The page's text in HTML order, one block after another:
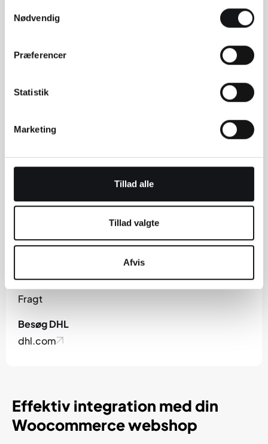
Nødvendig
Præferencer
Statistik
Marketing
Tillad alle
Tillad valgte
Afvis
Kategori
Fragt
Besøg DHL
dhl.com
Effektiv integration med din
Woocommerce webshop